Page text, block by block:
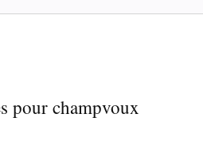
pour champvoux